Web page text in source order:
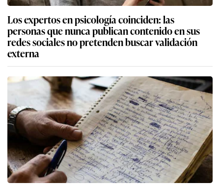
Los expertos en psicología coinciden: las
personas que nunca publican contenido en sus
redes sociales no pretenden buscar validación
externa